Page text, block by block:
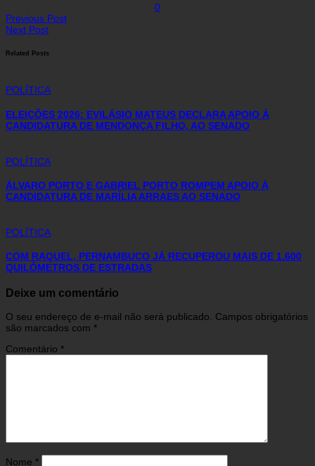
0
Previous Post
Next Post
Related Posts
POLÍTICA
ELEIÇÕES 2026: EVILÁSIO MATEUS DECLARA APOIO À
CANDIDATURA DE MENDONÇA FILHO, AO SENADO
POLÍTICA
ÁLVARO PORTO E GABRIEL PORTO ROMPEM APOIO À
CANDIDATURA DE MARÍLIA ARRAES AO SENADO
POLÍTICA
COM RAQUEL, PERNAMBUCO JÁ RECUPEROU MAIS DE 1.600
QUILÔMETROS DE ESTRADAS
Deixe um comentário
O seu endereço de e-mail não será publicado. Campos obrigatórios
são marcados com *
Comentário *
Nome *